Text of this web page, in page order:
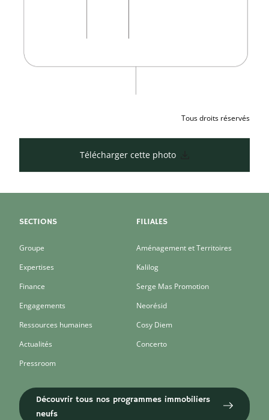
Tous droits réservés
Télécharger cette photo
SECTIONS
Groupe
Expertises
Finance
Engagements
Ressources humaines
Actualités
Pressroom
FILIALES
Aménagement et Territoires
Kalilog
Serge Mas Promotion
Neorésid
Cosy Diem
Concerto
Découvrir tous nos programmes immobiliers
neufs